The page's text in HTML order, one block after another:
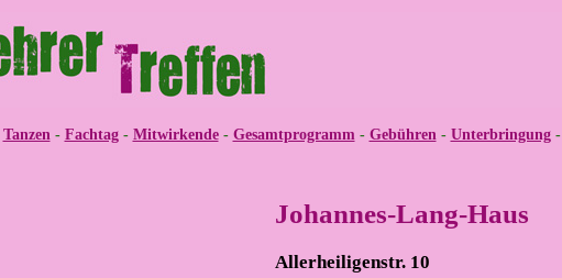
Tanzen- Fachtag- Mitwirkende- Gesamtprogramm- Gebühren- Unterbringung-
Johannes-Lang-Haus
Allerheiligenstr. 10